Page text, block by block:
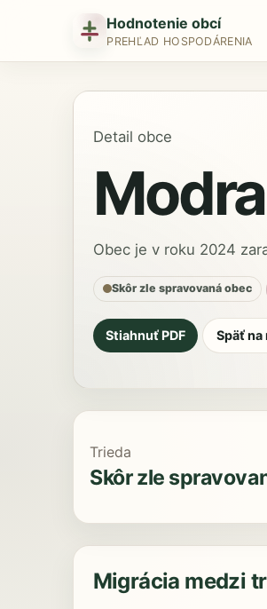
Hodnotenie obcí
PREHĽAD HOSPODÁRENIA
Detail obce
Modra
Obec je v roku 2024
Skôr zle spravovaná obec
Stiahnuť PDF Späť
Trieda
Skôr zle
Migrácia medzi